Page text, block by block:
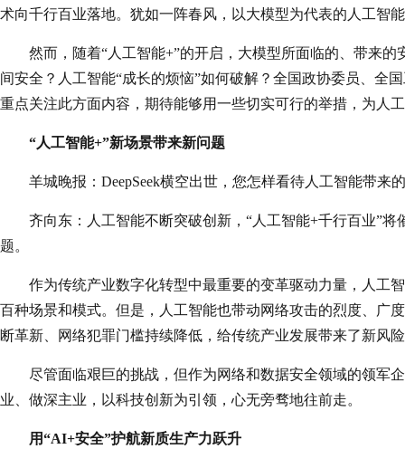
术向千行百业落地。犹如一阵春风，以大模型为代表的人工智
然而，随着“人工智能+”的开启，大模型所面临的、带来
间安全？人工智能“成长的烦恼”如何破解？全国政协委员、全
重点关注此方面内容，期待能够用一些切实可行的举措，为人
“人工智能+”新场景带来新问题
羊城晚报：DeepSeek横空出世，您怎样看待人工智能带来
齐向东：人工智能不断突破创新，“人工智能+千行百业”
题。
作为传统产业数字化转型中最重要的变革驱动力量，人工
百种场景和模式。但是，人工智能也带动网络攻击的烈度、广
断革新、网络犯罪门槛持续降低，给传统产业发展带来了新风
尽管面临艰巨的挑战，但作为网络和数据安全领域的领军
业、做深主业，以科技创新为引领，心无旁骛地往前走。
用“AI+安全”护航新质生产力跃升